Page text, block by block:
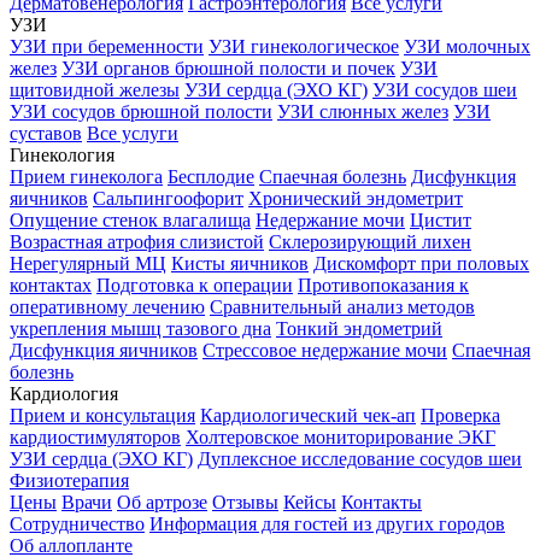
УЗИ
УЗИ при беременности УЗИ гинекологическое УЗИ молочных
желез УЗИ органов брюшной полости и почек УЗИ
щитовидной железы УЗИ сердца (ЭХО КГ) УЗИ сосудов шеи
УЗИ сосудов брюшной полости УЗИ слюнных желез УЗИ
суставов Все услуги
Гинекология
Прием гинеколога Бесплодие Спаечная болезнь Дисфункция
яичников Сальпингоофорит Хронический эндометрит
Опущение стенок влагалища Недержание мочи Цистит
Возрастная атрофия слизистой Склерозирующий лихен
Нерегулярный МЦ Кисты яичников Дискомфорт при половых
контактах Подготовка к операции Противопоказания к
оперативному лечению Сравнительный анализ методов
укрепления мышц тазового дна Тонкий эндометрий
Дисфункция яичников Стрессовое недержание мочи Спаечная
болезнь
Кардиология
Прием и консультация Кардиологический чек-ап Проверка
кардиостимуляторов Холтеровское мониторирование ЭКГ
УЗИ сердца (ЭХО КГ) Дуплексное исследование сосудов шеи
Физиотерапия
Цены Врачи Об артрозе Отзывы Кейсы Контакты
Сотрудничество Информация для гостей из других городов
Об аллопланте